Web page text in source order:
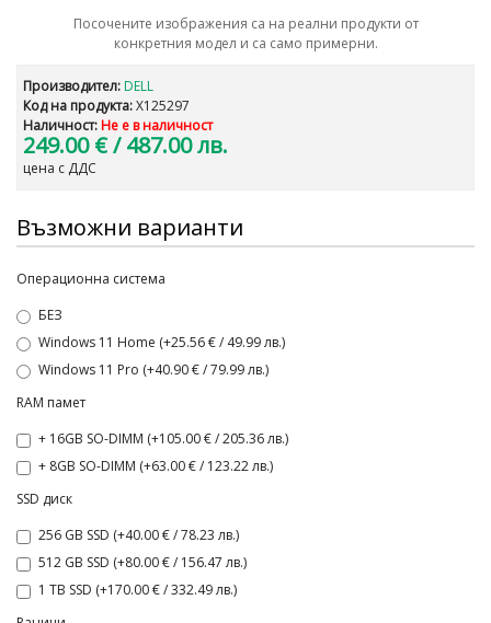
Посочените изображения са на реални продукти от
конкретния модел и са само примерни.
Производител: DELL
Код на продукта:X125297
Наличност: Не е в наличност
249.00 €/ 487.00 лв.
цена с ДДС
Възможни варианти
Операционна система
БЕЗ
Windows 11 Home (+25.56 € / 49.99 лв.)
Windows 11 Pro (+40.90 € / 79.99 лв.)
RAM памет
+ 16GB SO-DIMM (+105.00 € / 205.36 лв.)
+ 8GB SO-DIMM (+63.00 € / 123.22 лв.)
SSD диск
256 GB SSD (+40.00 € / 78.23 лв.)
512 GB SSD (+80.00 € / 156.47 лв.)
1 TB SSD (+170.00 € / 332.49 лв.)